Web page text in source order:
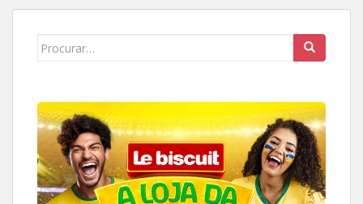
Search